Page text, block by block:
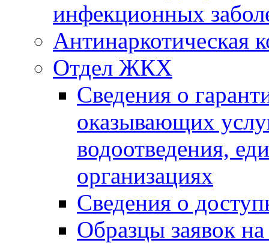
инфекционных
Антинаркотическая
Отдел ЖКХ
Сведения о
оказывающих
водоотведения,
организациях
Сведения о
Образцы заявок